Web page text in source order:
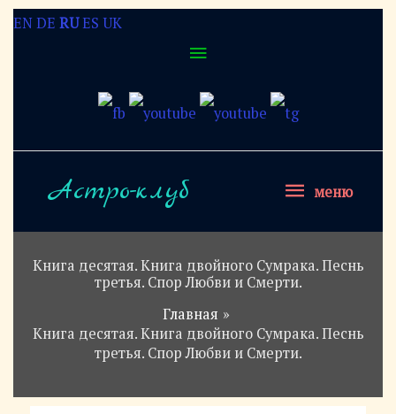
Перейти
к
хедером
Астро-клуб меню
меню
Книга десятая. Книга двойного Сумрака. Песнь
третья. Спор Любви и Смерти.
Главная
Книга десятая. Книга двойного Сумрака. Песнь
третья. Спор Любви и Смерти.
ENDE RUES UK